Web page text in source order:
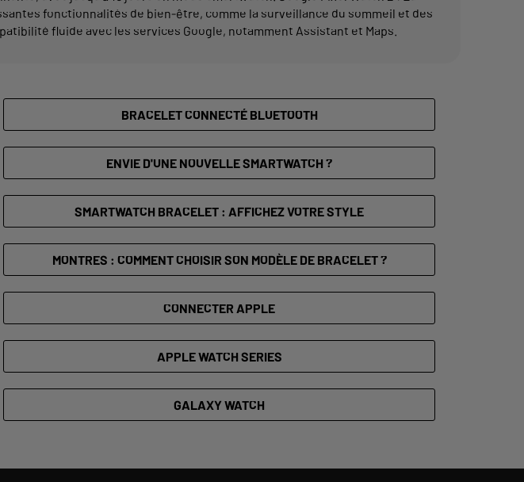
fonctionnalités de bien-être, comme la surveillance du sommeil et des
fluide avec les services Google, notamment Assistant et Maps.
BRACELET CONNECTÉ BLUETOOTH
ENVIE D'UNE NOUVELLE SMARTWATCH ?
SMARTWATCH BRACELET : AFFICHEZ VOTRE STYLE
MONTRES : COMMENT CHOISIR SON MODÈLE DE BRACELET ?
CONNECTER APPLE
APPLE WATCH SERIES
GALAXY WATCH